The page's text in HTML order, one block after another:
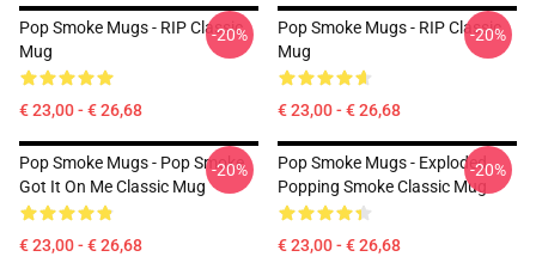
Pop Smoke Mugs - RIP Classic
Mug
€ 23,00 - € 26,68
-20%
Pop Smoke Mugs - RIP Classic
Mug
€ 23,00 - € 26,68
-20%
Pop Smoke Mugs - Pop Smoke
Got It On Me Classic Mug
€ 23,00 - € 26,68
-20%
Pop Smoke Mugs - Exploded
Popping Smoke Classic Mug
€ 23,00 - € 26,68
-20%